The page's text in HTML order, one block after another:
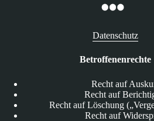
Datenschutz
Betroffenenrechte
Recht auf
Recht auf
Recht auf Löschung
Recht auf